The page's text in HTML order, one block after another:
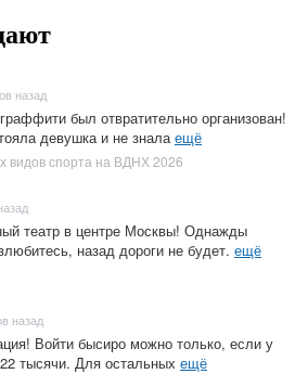
назад
был отвратительно организован!
девушка и не зналаещё
видов спорта на ВДНХ 2026
театр в центре Москвы! Однажды
назад дороги не будет. ещё
назад
Войти бысиро можно только, если у
тысячи. Для остальных ещё